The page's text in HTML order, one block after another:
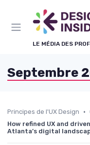
LE MÉDIA DES
Septembre
Principes de l'UX Design •
How refined UX and
Atlanta’s digital